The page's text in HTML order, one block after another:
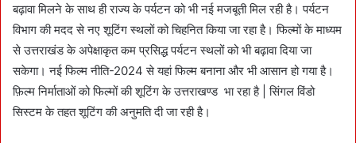
बढ़ावा मिलने के साथ ही राज्य के पर्यटन को भी नई मजबूती मिल रही है। पर्यटन
विभाग की मदद से नए शूटिंग स्थलों को चिहनित किया जा रहा है। फिल्मों के माध्यम
से उत्तराखंड के अपेक्षाकृत कम प्रसिद्ध पर्यटन स्थलों को भी बढ़ावा दिया जा
सकेगा। नई फिल्म नीति-2024 से यहां फिल्म बनाना और भी आसान हो गया है।
फ़िल्म निर्माताओं को फिल्मों की शूटिंग के उत्तराखण्ड भा रहा है | सिंगल विंडो
सिस्टम के तहत शूटिंग की अनुमति दी जा रही है।